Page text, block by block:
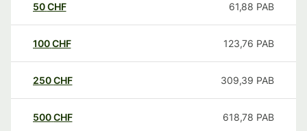
50CHF 61,88 PAB
100CHF 123,76 PAB
250CHF 309,39 PAB
500CHF 618,78 PAB